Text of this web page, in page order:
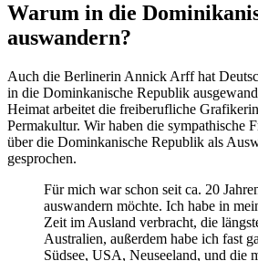
Warum in die
auswandern?
Auch die Berlinerin Annick Arff hat
in die Dominkanische Republik
Heimat arbeitet die freiberufliche
Permakultur. Wir haben die sympathische
über die Dominkanische Republik als
gesprochen.
Für mich war schon seit ca. 20
auswandern möchte. Ich habe in
Zeit im Ausland verbracht, die
Australien, außerdem habe ich fast
Südsee, USA, Neuseeland, und die